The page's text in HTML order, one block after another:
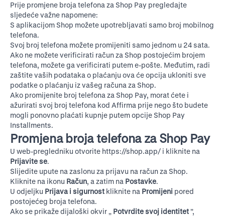
Prije promjene broja telefona za Shop Pay pregledajte
sljedeće važne napomene:
S aplikacijom Shop možete upotrebljavati samo broj mobilnog
telefona.
Svoj broj telefona možete promijeniti samo jednom u 24 sata.
Ako ne možete verificirati račun za Shop postojećim brojem
telefona, možete ga verificirati putem e-pošte. Međutim, radi
zaštite vaših podataka o plaćanju ova će opcija ukloniti sve
podatke o plaćanju iz vašeg računa za Shop.
Ako promijenite broj telefona za Shop Pay, morat ćete i
ažurirati svoj broj telefona kod Affirma prije nego što budete
mogli ponovno plaćati kupnje putem opcije Shop Pay
Installments.
Promjena broja telefona za Shop Pay
U web-pregledniku otvorite https://shop.app/ i kliknite na
Prijavite se.
Slijedite upute na zaslonu za prijavu na račun za Shop.
Kliknite na ikonu Račun, a zatim na Postavke.
U odjeljku Prijava i sigurnost kliknite na Promijeni pored
postojećeg broja telefona.
Ako se prikaže dijaloški okvir „ Potvrdite svoj identitet”,